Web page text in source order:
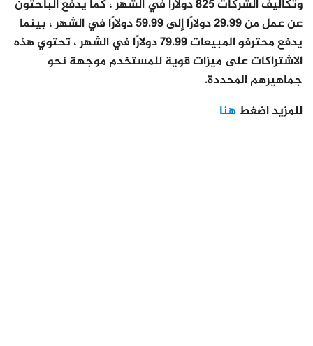
وتكاليف الشركات 825 دولارًا في الشهر ، كما يدفع الباحثون
عن عمل من 29.99 دولارًا إلى 59.99 دولارًا في الشهر ، بينما
يدفع محترفو المبيعات 79.99 دولارًا في الشهر ، تحتوي هذه
الاشتراكات على ميزات قوية للمستخدم موجهة نحو
جماهيرهم المحددة.
للمزيد اضغط هنا